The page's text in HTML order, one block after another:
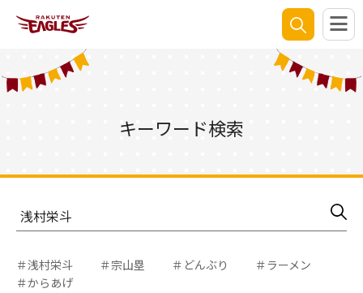
キーワード検索
＃浅村栄斗 ＃宗山塁 ＃どんぶり
＃ラーメン
＃からあげ